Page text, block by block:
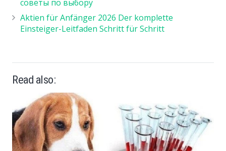
советы по выбору
Aktien für Anfänger 2026 Der komplette
Einsteiger-Leitfaden Schritt für Schritt
Read also: